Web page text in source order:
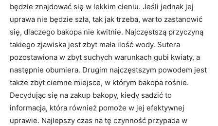
będzie znajdować się w lekkim cieniu. Jeśli jednak jej
uprawa nie będzie szła, tak jak trzeba, warto zastanowić
się, dlaczego bakopa nie kwitnie. Najczęstszą przyczyną
takiego zjawiska jest zbyt mała ilość wody. Sutera
pozostawiona w zbyt suchych warunkach gubi kwiaty, a
następnie obumiera. Drugim najczęstszym powodem jest
także zbyt ciemne miejsce, w którym bakopa rośnie.
Decydując się na zakup bakopy, kiedy sadzić to
informacja, która również pomoże w jej efektywnej
uprawie. Najlepszy czas na tę czynność przypada w